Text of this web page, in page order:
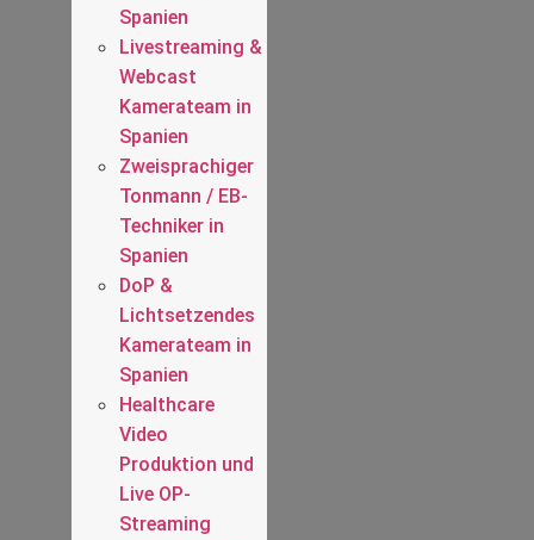
Spanien
Livestreaming &
Webcast
Kamerateam in
Spanien
Zweisprachiger
Tonmann / EB-
Techniker in
Spanien
DoP &
Lichtsetzendes
Kamerateam in
Spanien
Healthcare
Video
Produktion und
Live OP-
Streaming